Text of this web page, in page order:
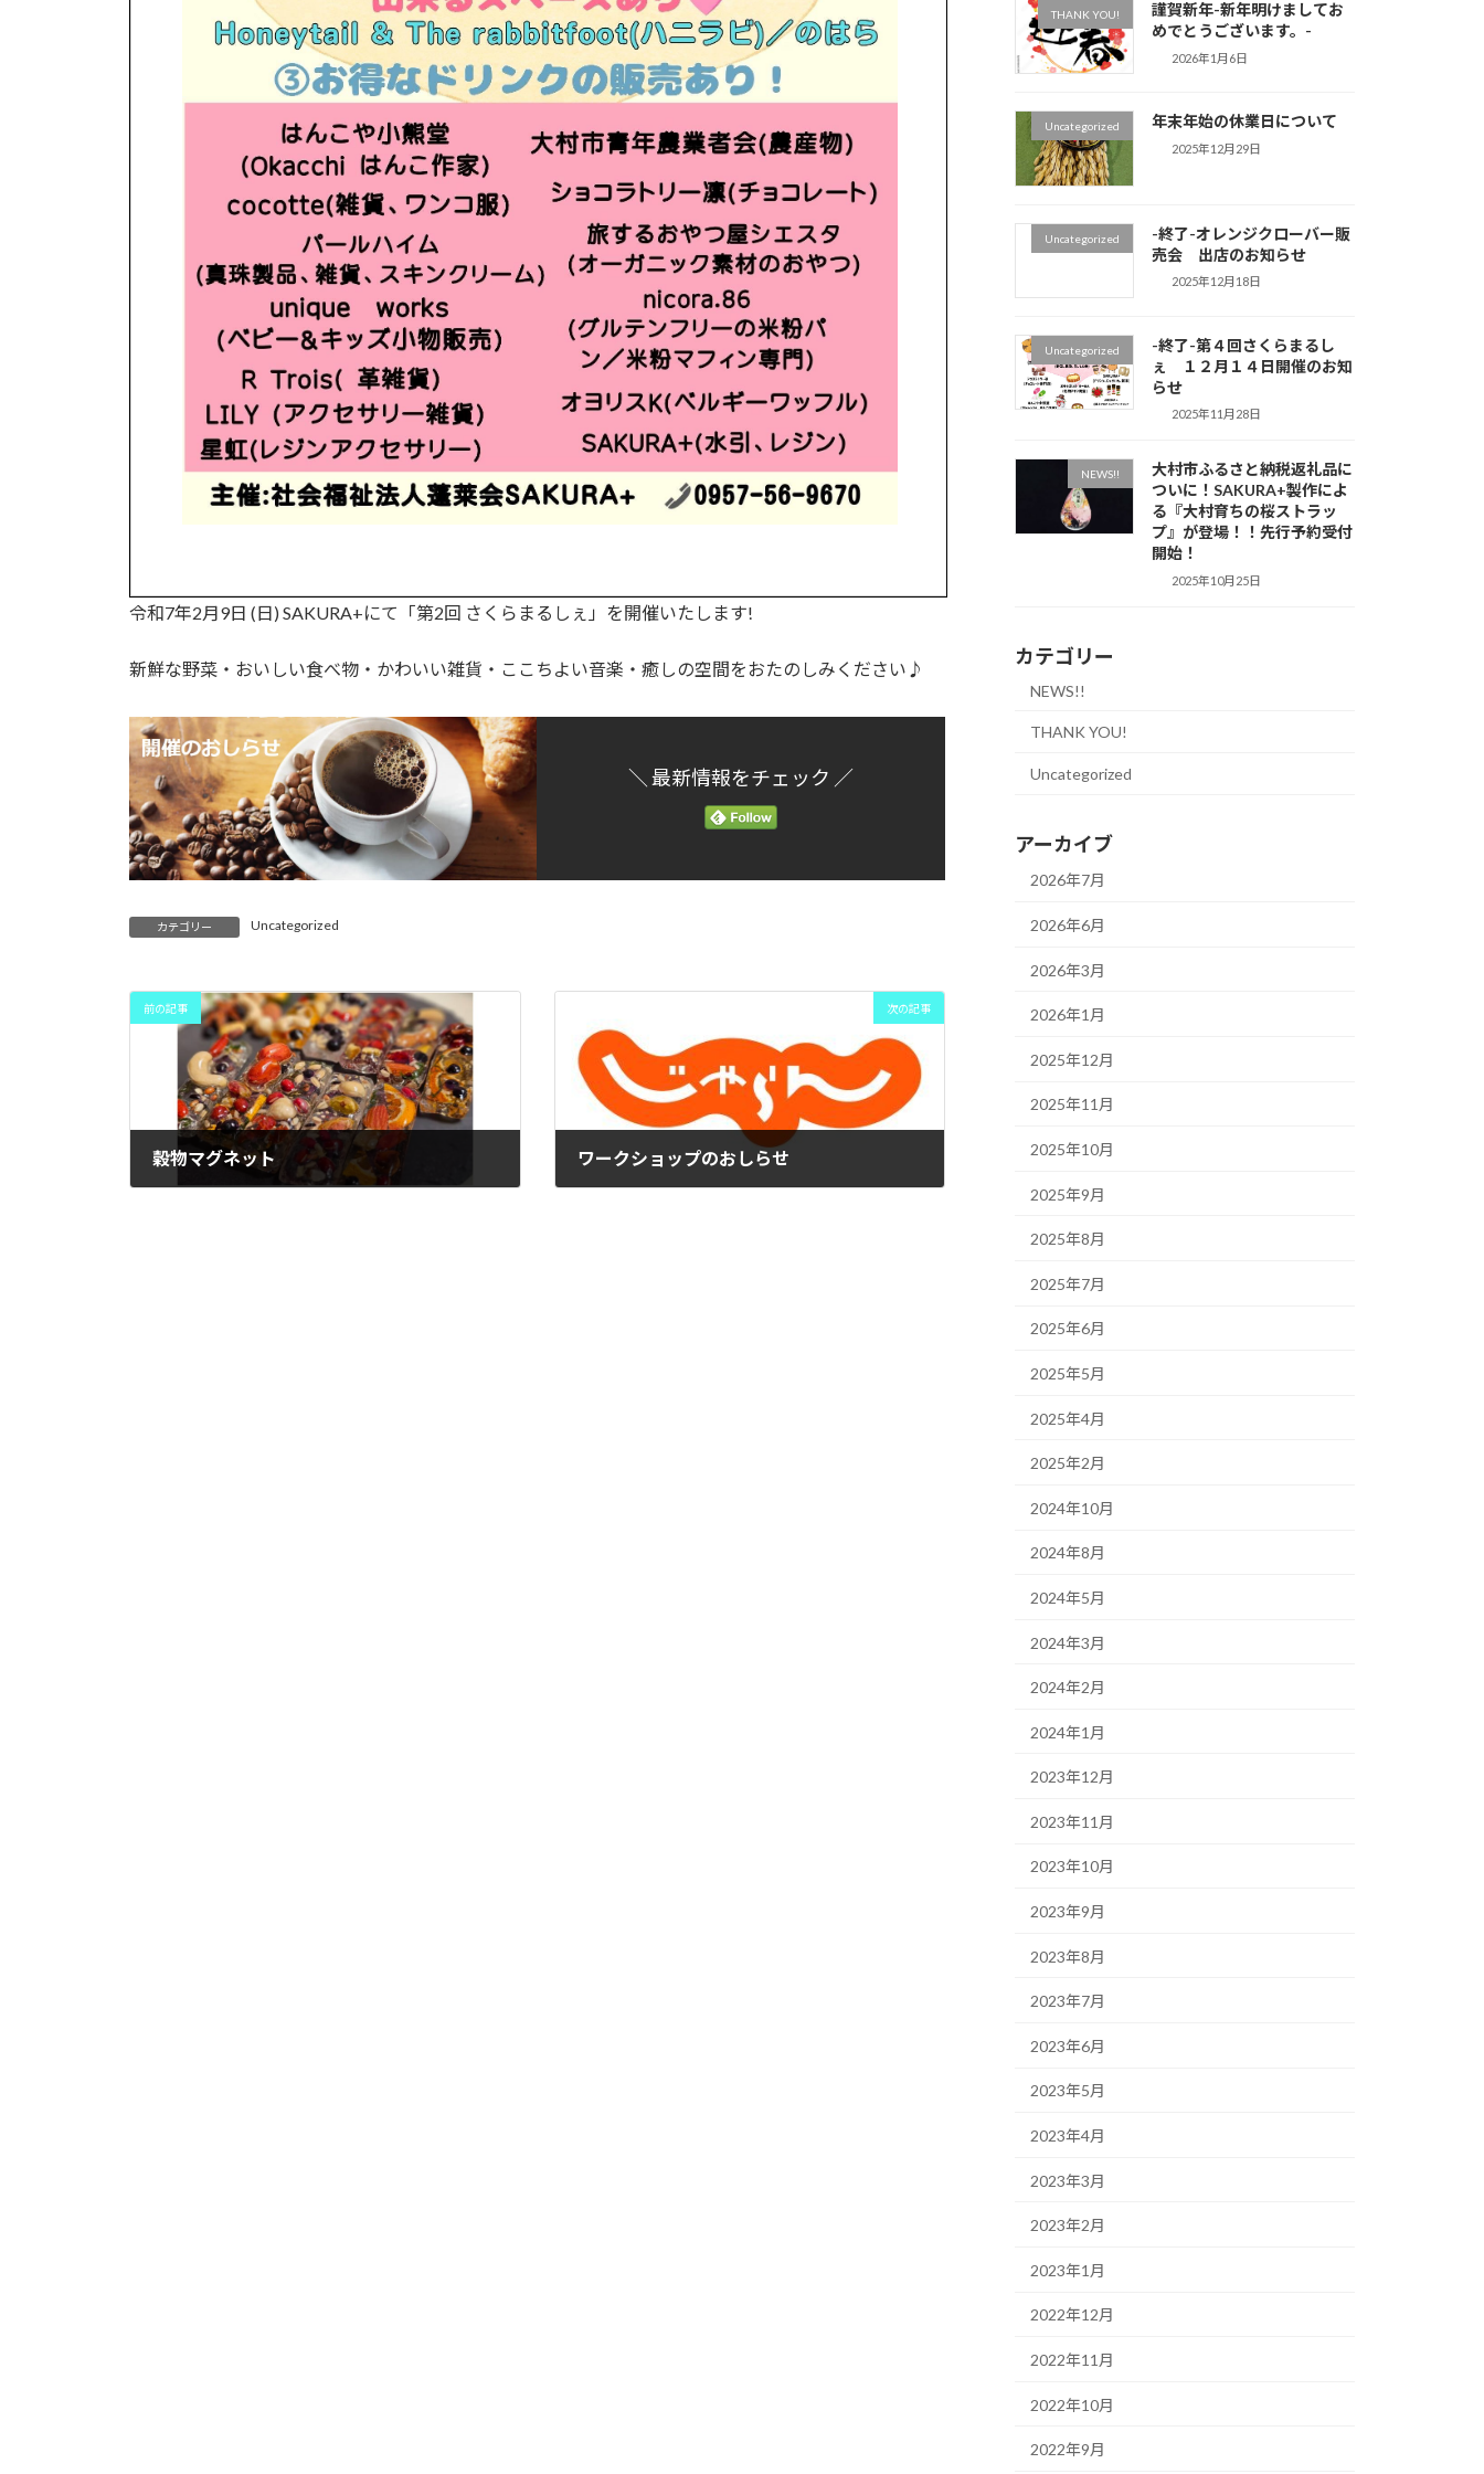
令和7年2月9日 (日) SAKURA+にて「第2回 さくらまるしぇ」を開催いたします!
新鮮な野菜・おいしい食べ物・かわいい雑貨・ここちよい音楽・癒しの空間をおたのしみください♪
＼ 最新情報をチェック ／
カテゴリー Uncategorized
前の記事
穀物マグネット
次の記事
ワークショップのおしらせ
THANK YOU!
謹賀新年-新年明けましてお
めでとうございます。-
2026年1月6日
Uncategorized 年末年始の休業日について
2025年12月29日
Uncategorized
-終了-オレンジクローバー販
売会 出店のお知らせ
2025年12月18日
Uncategorized
-終了-第４回さくらまるし
ぇ １２月１４日開催のお知
らせ
2025年11月28日
NEWS!!
大村市ふるさと納税返礼品に
ついに！SAKURA+製作によ
る『大村育ちの桜ストラッ
プ』が登場！！先行予約受付
開始！
2025年10月25日
カテゴリー
NEWS!!
THANK YOU!
Uncategorized
アーカイブ
2026年7月
2026年6月
2026年3月
2026年1月
2025年12月
2025年11月
2025年10月
2025年9月
2025年8月
2025年7月
2025年6月
2025年5月
2025年4月
2025年2月
2024年10月
2024年8月
2024年5月
2024年3月
2024年2月
2024年1月
2023年12月
2023年11月
2023年10月
2023年9月
2023年8月
2023年7月
2023年6月
2023年5月
2023年4月
2023年3月
2023年2月
2023年1月
2022年12月
2022年11月
2022年10月
2022年9月